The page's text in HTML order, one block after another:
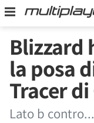
Blizzard
la posa
Tracer
Lato b